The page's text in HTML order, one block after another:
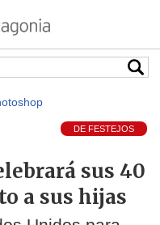
DE FESTEJOS
sus 40
a sus hijas